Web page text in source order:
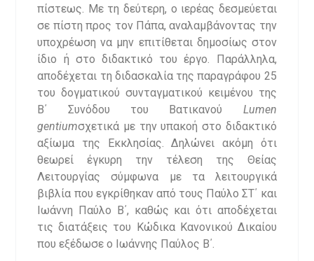
πίστεως. Με τη δεύτερη, ο ιερέας δεσμεύεται
σε πίστη προς τον Πάπα, αναλαμβάνοντας την
υποχρέωση να μην επιτίθεται δημοσίως στον
ίδιο ή στο διδακτικό του έργο. Παράλληλα,
αποδέχεται τη διδασκαλία της παραγράφου 25
του δογματικού συνταγματικού κειμένου της
Β΄ Συνόδου του Βατικανού Lumen
gentiumσχετικά με την υπακοή στο διδακτικό
αξίωμα της Εκκλησίας. Δηλώνει ακόμη ότι
θεωρεί έγκυρη την τέλεση της Θείας
Λειτουργίας σύμφωνα με τα λειτουργικά
βιβλία που εγκρίθηκαν από τους Παύλο ΣΤ΄ και
Ιωάννη Παύλο Β΄, καθώς και ότι αποδέχεται
τις διατάξεις του Κώδικα Κανονικού Δικαίου
που εξέδωσε ο Ιωάννης Παύλος Β΄.